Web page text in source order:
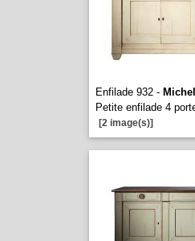
Enfilade 932 -
Petite enfilade 4
[2 image(s)]